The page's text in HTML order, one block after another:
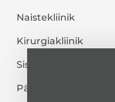
Naistekliinik
Kirurgiakliinik
Sisekliinik
Päevaravi